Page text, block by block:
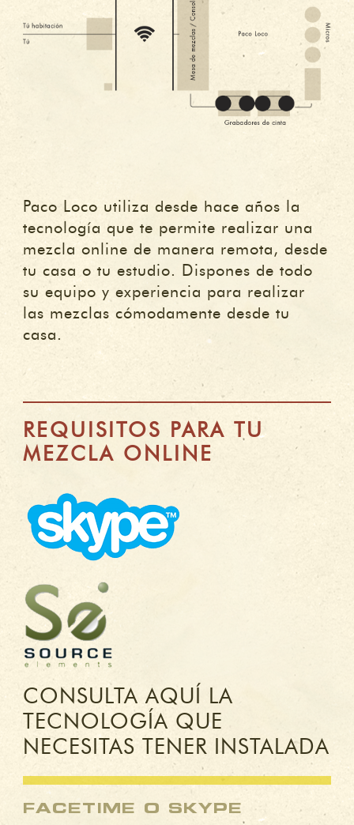
Paco Loco utiliza desde hace años la
tecnología que te permite realizar una
mezcla online de manera remota, desde
tu casa o tu estudio. Dispones de todo
su equipo y experiencia para realizar
las mezclas cómodamente desde tu
casa.
REQUISITOS PARA TU
MEZCLA ONLINE
CONSULTA AQUÍ LA
TECNOLOGÍA QUE
NECESITAS TENER INSTALADA
FACETIME O SKYPE